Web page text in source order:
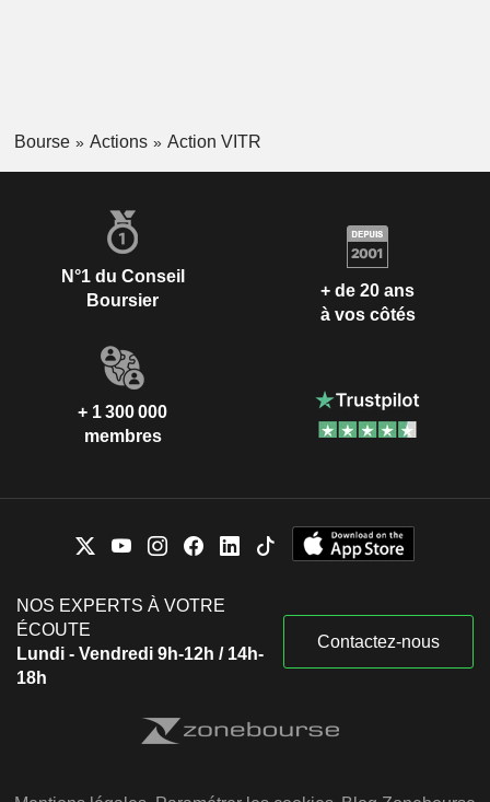
Bourse Actions Action VITR
N°1 du Conseil
Boursier
+ de 20 ans
à vos côtés
+ 1 300 000
membres
NOS EXPERTS À VOTRE
ÉCOUTE
Lundi - Vendredi 9h-12h / 14h-
18h
Contactez-nous